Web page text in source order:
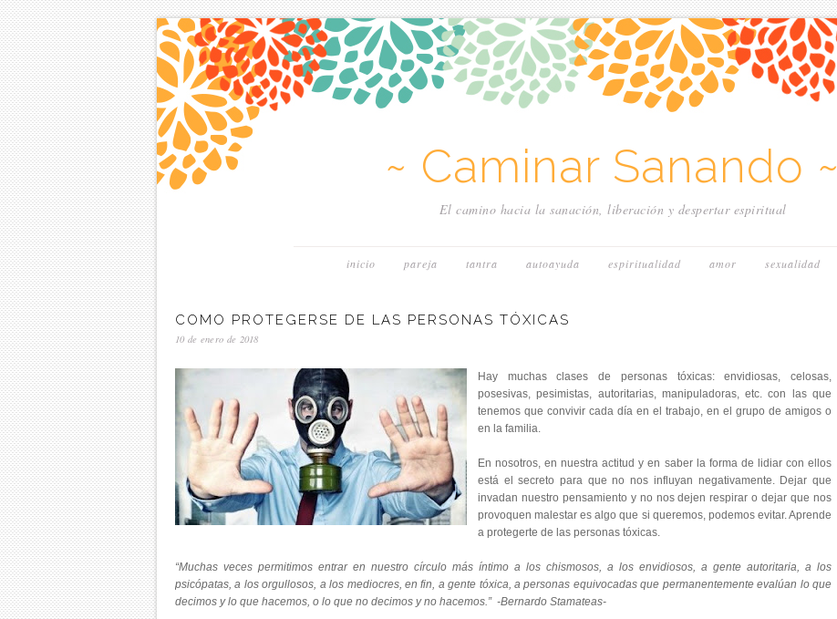
~ Caminar Sanando ~
El camino hacia la sanación, liberación y despertar espiritual
inicio pareja tantra autoayuda espiritualidad amor sexualidad
COMO PROTEGERSE DE LAS PERSONAS TÓXICAS
10 de enero de 2018
Hay muchas clases de personas tóxicas: envidiosas, celosas,
posesivas, pesimistas, autoritarias, manipuladoras, etc. con las que
tenemos que convivir cada día en el trabajo, en el grupo de amigos o
en la familia.
En nosotros, en nuestra actitud y en saber la forma de lidiar con ellos
está el secreto para que no nos influyan negativamente. Dejar que
invadan nuestro pensamiento y no nos dejen respirar o dejar que nos
provoquen malestar es algo que si queremos, podemos evitar. Aprende
a protegerte de las personas tóxicas.
“Muchas veces permitimos entrar en nuestro círculo más íntimo a los chismosos, a los envidiosos, a gente autoritaria, a los
psicópatas, a los orgullosos, a los mediocres, en fin, a gente tóxica, a personas equivocadas que permanentemente evalúan lo que
decimos y lo que hacemos, o lo que no decimos y no hacemos.” -Bernardo Stamateas-